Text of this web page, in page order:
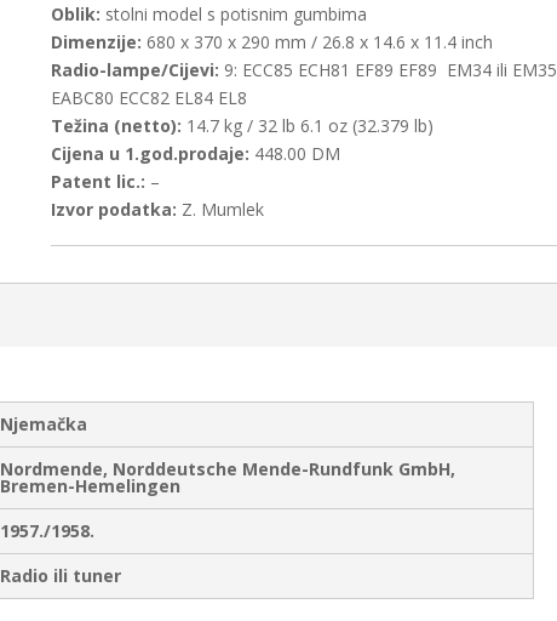
Oblik: stolni model s potisnim gumbima
Dimenzije: 680 x 370 x 290 mm / 26.8 x 14.6 x 11.4 inch
Radio-lampe/Cijevi: 9: ECC85 ECH81 EF89 EF89 EM34 ili EM35
EABC80 ECC82 EL84 EL8
Težina (netto): 14.7 kg / 32 lb 6.1 oz (32.379 lb)
Cijena u 1.god.prodaje: 448.00 DM
Patent lic.: –
Izvor podatka: Z. Mumlek
Njemačka
Nordmende, Norddeutsche Mende-Rundfunk GmbH,
Bremen-Hemelingen
1957./1958.
Radio ili tuner